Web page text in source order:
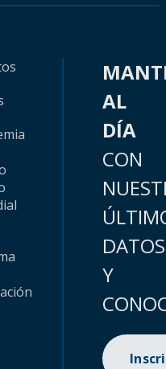
AL
DÍA
CON
DATOS
Y